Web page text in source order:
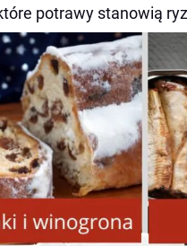
potrawami?
potrawy stanowią